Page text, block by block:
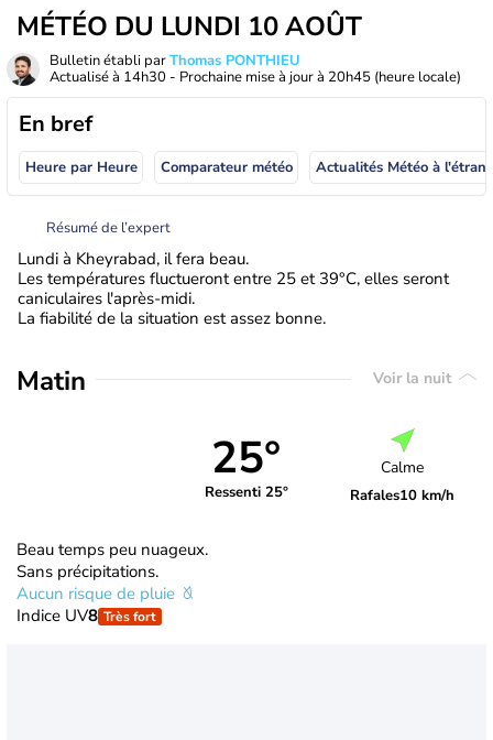
MÉTÉO DU LUNDI 10 AOÛT
Bulletin établi parThomas PONTHIEU
Actualisé à 14h30 - Prochaine mise à jour à 20h45 (heure locale)
En bref
Heure par Heure Comparateur météo
Résumé de l’expert
Lundi à Kheyrabad, il fera beau.
Les températures fluctueront entre 25 et 39°C, elles seront
caniculaires l'après-midi.
La fiabilité de la situation est assez bonne.
Matin Voir la nuit
25°
Ressenti 25°
Calme
Rafales10 km/h
Beau temps peu nuageux.
Sans précipitations.
Aucun risque de pluie
Indice UV8 Très fort